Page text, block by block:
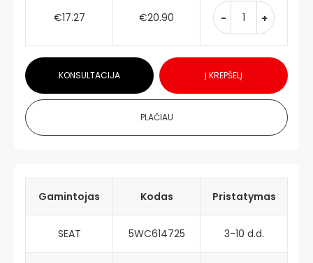
€17.27 €20.90 - +
KONSULTACIJA Į KREPŠELĮ
PLAČIAU
Gamintojas Kodas Pristatymas
SEAT 5WC614725 3-10 d.d.